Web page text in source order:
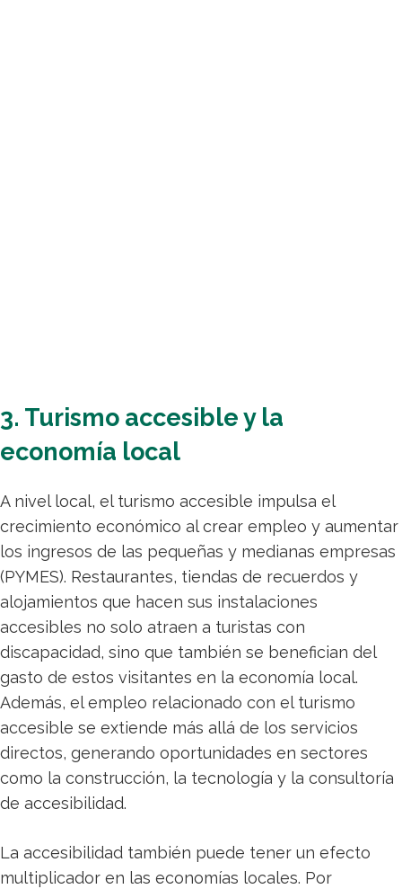
3. Turismo accesible y la
economía local
A nivel local, el turismo accesible impulsa el
crecimiento económico al crear empleo y aumentar
los ingresos de las pequeñas y medianas empresas
(PYMES). Restaurantes, tiendas de recuerdos y
alojamientos que hacen sus instalaciones
accesibles no solo atraen a turistas con
discapacidad, sino que también se benefician del
gasto de estos visitantes en la economía local.
Además, el empleo relacionado con el turismo
accesible se extiende más allá de los servicios
directos, generando oportunidades en sectores
como la construcción, la tecnología y la consultoría
de accesibilidad.
La accesibilidad también puede tener un efecto
multiplicador en las economías locales. Por